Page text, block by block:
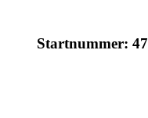
Startnummer: 47